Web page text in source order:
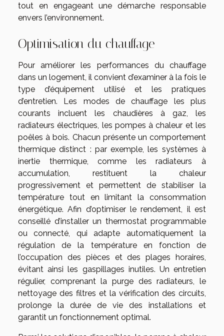
tout en engageant une démarche responsable
envers l’environnement.
Optimisation du chauffage
Pour améliorer les performances du chauffage
dans un logement, il convient d’examiner à la fois le
type d’équipement utilisé et les pratiques
d’entretien. Les modes de chauffage les plus
courants incluent les chaudières à gaz, les
radiateurs électriques, les pompes à chaleur et les
poêles à bois. Chacun présente un comportement
thermique distinct : par exemple, les systèmes à
inertie thermique, comme les radiateurs à
accumulation, restituent la chaleur
progressivement et permettent de stabiliser la
température tout en limitant la consommation
énergétique. Afin d’optimiser le rendement, il est
conseillé d’installer un thermostat programmable
ou connecté, qui adapte automatiquement la
régulation de la température en fonction de
l’occupation des pièces et des plages horaires,
évitant ainsi les gaspillages inutiles. Un entretien
régulier, comprenant la purge des radiateurs, le
nettoyage des filtres et la vérification des circuits,
prolonge la durée de vie des installations et
garantit un fonctionnement optimal.